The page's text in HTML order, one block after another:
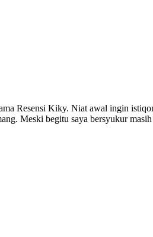
Resensi Kiky. Niat awal ingin
Meski begitu saya bersyukur